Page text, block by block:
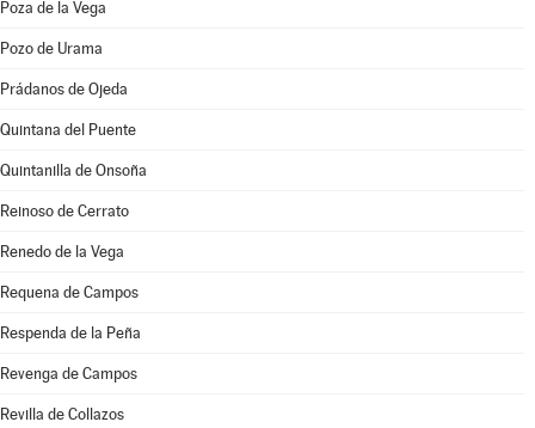
Poza de la Vega
Pozo de Urama
Prádanos de Ojeda
Quintana del Puente
Quintanilla de Onsoña
Reinoso de Cerrato
Renedo de la Vega
Requena de Campos
Respenda de la Peña
Revenga de Campos
Revilla de Collazos